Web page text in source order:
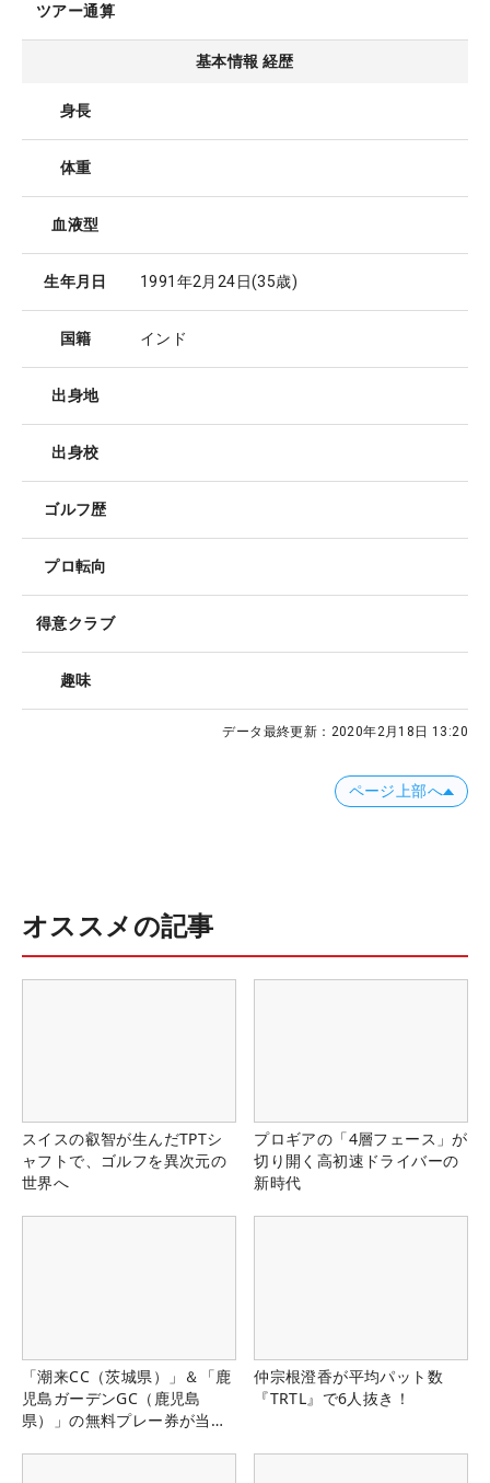
ツアー通算
基本情報 経歴
身長
体重
血液型
生年月日 1991年2月24日(35歳)
国籍 インド
出身地
出身校
ゴルフ歴
プロ転向
得意クラブ
趣味
データ最終更新： 2020年2月18日 13:20
ページ上部へ
オススメの記事
スイスの叡智が生んだTPTシ
ャフトで、ゴルフを異次元の
世界へ
プロギアの「4層フェース」が
切り開く高初速ドライバーの
新時代
「潮来CC（茨城県）」＆「鹿
児島ガーデンGC（鹿児島
県）」の無料プレー券が当た
仲宗根澄香が平均パット数
『TRTL』で6人抜き！